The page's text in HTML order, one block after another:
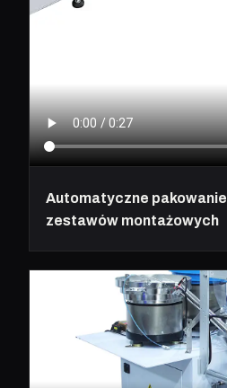
Automatyczne pakowanie
zestawów montażowych